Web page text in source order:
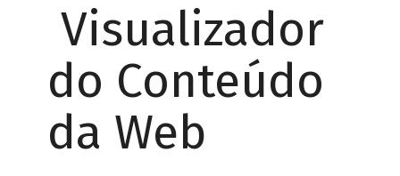
Visualizador
do Conteúdo
da Web